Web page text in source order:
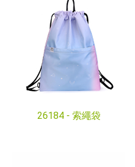
26184 - 索繩袋